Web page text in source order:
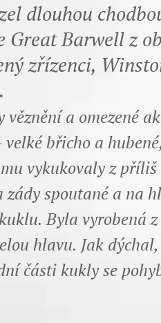
dlouhou
Great Barwell z
zřízenci,
věznění a omezené
velké břicho a
vykukovaly z
zády spoutané a na
Byla vyrobená
hlavu. Jak
části kukly se